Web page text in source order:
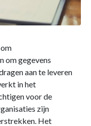
om gegevens
aan te leveren
in het
voor de
zijn
Het